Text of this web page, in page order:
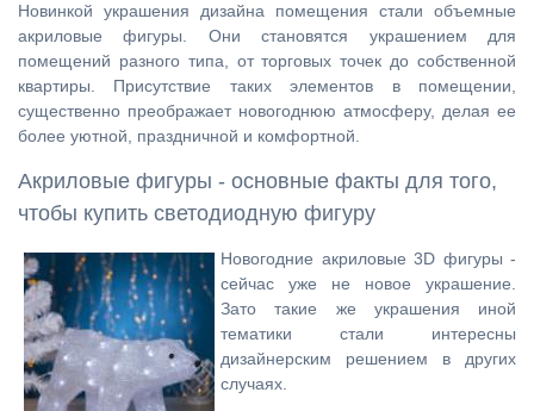
Новинкой украшения дизайна помещения стали объемные
акриловые фигуры. Они становятся украшением для
помещений разного типа, от торговых точек до собственной
квартиры. Присутствие таких элементов в помещении,
существенно преображает новогоднюю атмосферу, делая ее
более уютной, праздничной и комфортной.
Акриловые фигуры - основные факты для того,
чтобы купить светодиодную фигуру
Новогодние акриловые 3D фигуры -
сейчас уже не новое украшение.
Зато такие же украшения иной
тематики стали интересны
дизайнерским решением в других
случаях.